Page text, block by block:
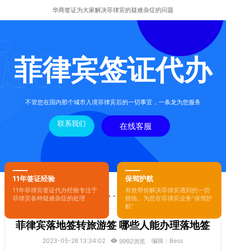
华商签证为大家解决菲律宾的疑难杂症的问题
菲律宾签证代办
不管您在国内那个城市入境菲律宾后的一切事宜，一条龙为您服务
联系我们 在线客服
11年签证经验
11年菲律宾签证代办经验专注于
菲律宾各种疑难杂症的处理
保驾护航
有效帮你解决菲律宾遇到的一切
烦恼。为您在菲律宾业务“保驾护
航”
您的位置：首页-菲律宾签证代办- 正文
菲律宾落地签转旅游签 哪些人能办理落地签
2023-05-28 13:34:02 9992浏览 编辑：Bess